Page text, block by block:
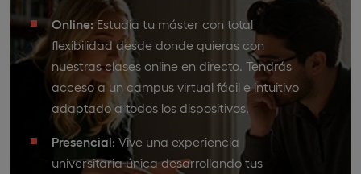
Online: Estudia tu máster con total
flexibilidad desde donde quieras con
nuestras clases online en directo. Tendrás
acceso a un campus virtual fácil e intuitivo
adaptado a todos los dispositivos.
Presencial: Vive una experiencia
universitaria única desarrollando tus